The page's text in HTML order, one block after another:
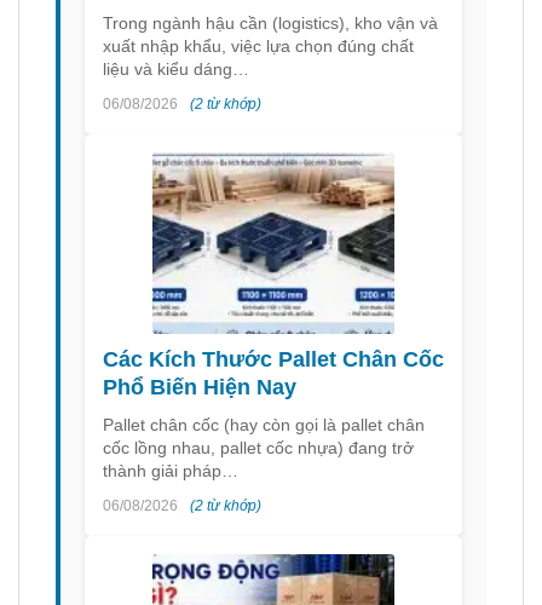
Trong ngành hậu cần (logistics), kho vận và
xuất nhập khẩu, việc lựa chọn đúng chất
liệu và kiểu dáng…
06/08/2026 (2 từ khớp)
Các Kích Thước Pallet Chân Cốc
Phổ Biến Hiện Nay
Pallet chân cốc (hay còn gọi là pallet chân
cốc lồng nhau, pallet cốc nhựa) đang trở
thành giải pháp…
06/08/2026 (2 từ khớp)